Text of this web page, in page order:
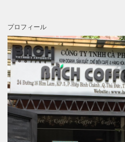
プロフィール